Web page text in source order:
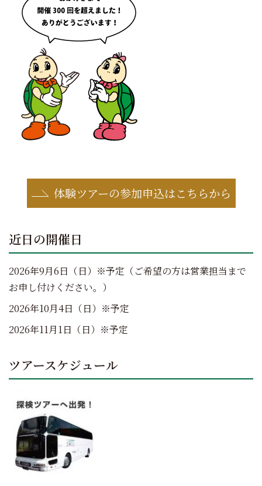
体験ツアーの参加申込はこちらから
近日の開催日
2026年9月6日（日）※予定（ご希望の方は営業担当まで
お申し付けください。）
2026年10月4日（日）※予定
2026年11月1日（日）※予定
ツアースケジュール